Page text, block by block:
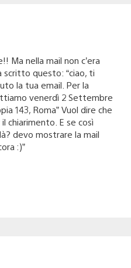
Ma nella mail non c’era
scritto questo: “ciao, ti
la tua email. Per la
venerdì 2 Settembre
143, Roma” Vuol dire che
chiarimento. E se così
devo mostrare la mail
:)”